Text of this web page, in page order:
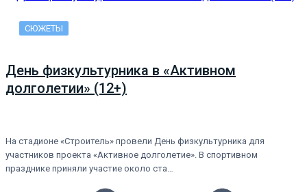
СЮЖЕТЫ
День физкультурника в «Активном
долголетии» (12+)
На стадионе «Строитель» провели День физкультурника для
участников проекта «Активное долголетие». В спортивном
празднике приняли участие около ста…